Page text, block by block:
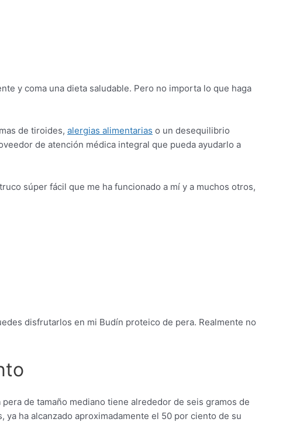
y coma una dieta saludable. Pero no importa lo que haga
de tiroides, alergias alimentarias o un desequilibrio
de atención médica integral que pueda ayudarlo a
súper fácil que me ha funcionado a mí y a muchos otros,
disfrutarlos en mi Budín proteico de pera. Realmente no
de tamaño mediano tiene alrededor de seis gramos de
ha alcanzado aproximadamente el 50 por ciento de su